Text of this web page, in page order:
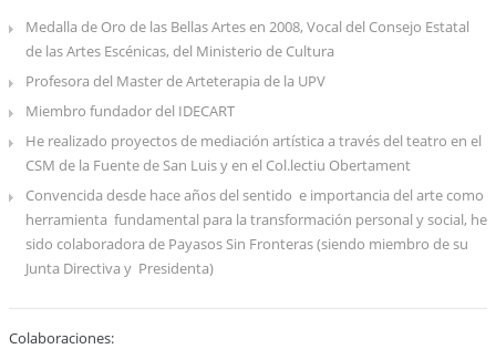
Medalla de Oro de las Bellas Artes en 2008, Vocal del Consejo Estatal
de las Artes Escénicas, del Ministerio de Cultura
Profesora del Master de Arteterapia de la UPV
Miembro fundador del IDECART
He realizado proyectos de mediación artística a través del teatro en el
CSM de la Fuente de San Luis y en el Col.lectiu Obertament
Convencida desde hace años del sentido e importancia del arte como
herramienta fundamental para la transformación personal y social, he
sido colaboradora de Payasos Sin Fronteras (siendo miembro de su
Junta Directiva y Presidenta)
Colaboraciones: